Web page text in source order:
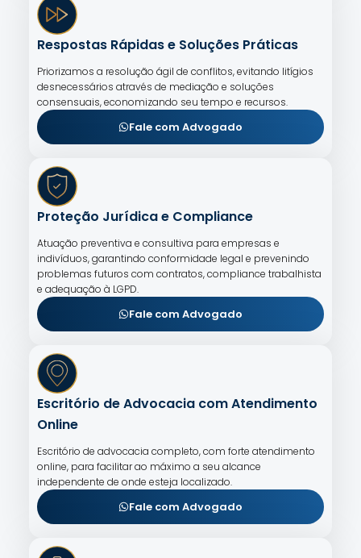
Respostas Rápidas e Soluções Práticas
Priorizamos a resolução ágil de conflitos, evitando litígios
desnecessários através de mediação e soluções
consensuais, economizando seu tempo e recursos.
Fale com Advogado
Proteção Jurídica e Compliance
Atuação preventiva e consultiva para empresas e
indivíduos, garantindo conformidade legal e prevenindo
problemas futuros com contratos, compliance trabalhista
e adequação à LGPD.
Fale com Advogado
Escritório de Advocacia com Atendimento
Online
Escritório de advocacia completo, com forte atendimento
online, para facilitar ao máximo a seu alcance
independente de onde esteja localizado.
Fale com Advogado